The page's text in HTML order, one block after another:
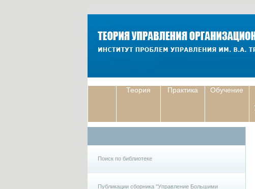
Теория Практика Обучение
Поиск по библиотеке
Публикации сборника "Управление Большими